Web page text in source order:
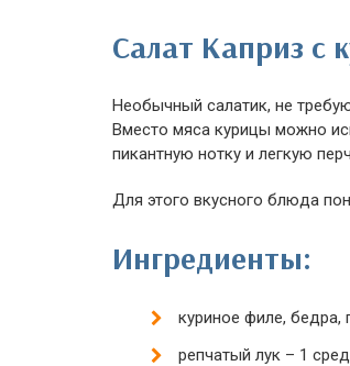
Салат Каприз с
Необычный салатик, не
Вместо мяса курицы можно
пикантную нотку и легкую
Для этого вкусного блюда
Ингредиенты:
куриное филе, бедра,
репчатый лук – 1